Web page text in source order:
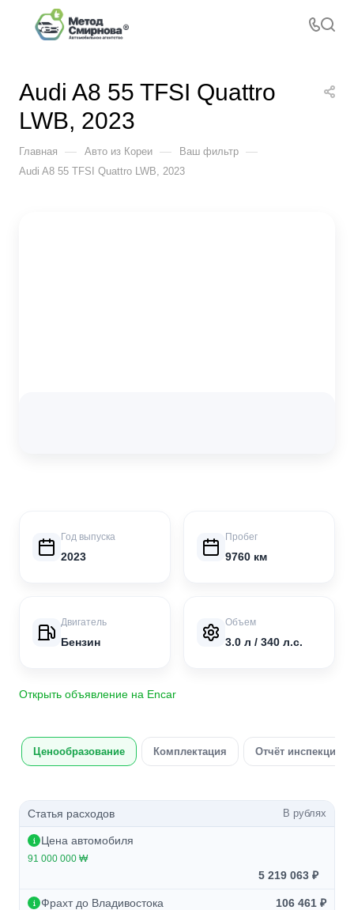
Audi A8 55 TFSI Quattro
LWB, 2023
Главная — Авто из Кореи — Ваш фильтр —
Audi A8 55 TFSI Quattro LWB, 2023
Год выпуска
2023
Пробег
9760 км
Двигатель
Бензин
Объем
3.0 л / 340 л.с.
Открыть объявление на Encar
Ценообразование Комплектация Отчёт инспекции
Статья расходов В рублях
Цена автомобиля
91 000 000 ₩
5 219 063 ₽
Фрахт до Владивостока 106 461 ₽